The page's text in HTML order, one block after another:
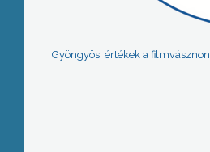
Gyöngyösi értékek a filmvásznon